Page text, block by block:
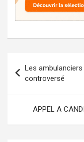
de
l’article
Les
controversé
APPEL A